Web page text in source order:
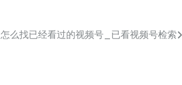
怎么找已经看过的视频号_已看视频号检索